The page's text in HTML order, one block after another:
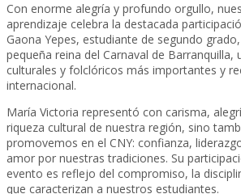
Con enorme alegría y profundo orgullo,
aprendizaje celebra la destacada
Gaona Yepes, estudiante de segundo
pequeña reina del Carnaval de Barranquilla,
culturales y folclóricos más importantes y
internacional.
María Victoria representó con carisma,
riqueza cultural de nuestra región, sino
promovemos en el CNY: confianza,
amor por nuestras tradiciones. Su
evento es reflejo del compromiso, la
que caracterizan a nuestros estudiantes.